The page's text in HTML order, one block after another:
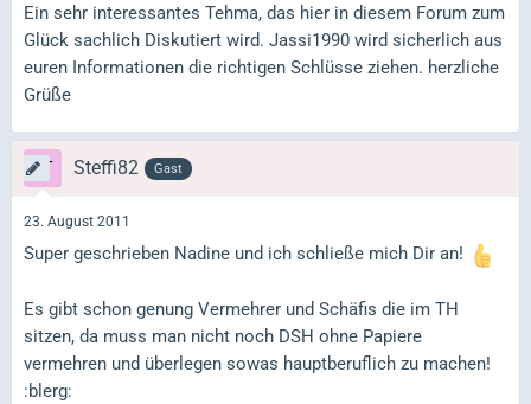
Ein sehr interessantes Tehma, das hier in diesem Forum zum
Glück sachlich Diskutiert wird. Jassi1990 wird sicherlich aus
euren Informationen die richtigen Schlüsse ziehen. herzliche
Grüße
Steffi82 Gast
23. August 2011
Super geschrieben Nadine und ich schließe mich Dir an!
Es gibt schon genung Vermehrer und Schäfis die im TH
sitzen, da muss man nicht noch DSH ohne Papiere
vermehren und überlegen sowas hauptberuflich zu machen!
:blerg: